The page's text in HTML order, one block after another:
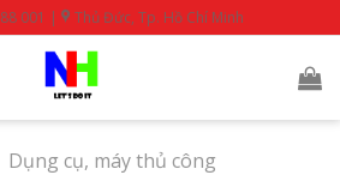
001 | Thủ Đức, Tp. Hồ Chí Minh
Dụng cụ, máy thủ công